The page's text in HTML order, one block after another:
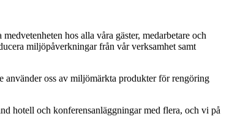
hos alla våra gäster, medarbetare och
miljöpåverkningar från vår verksamhet samt
oss av miljömärkta produkter för rengöring
hotell och konferensanläggningar med flera, och vi på